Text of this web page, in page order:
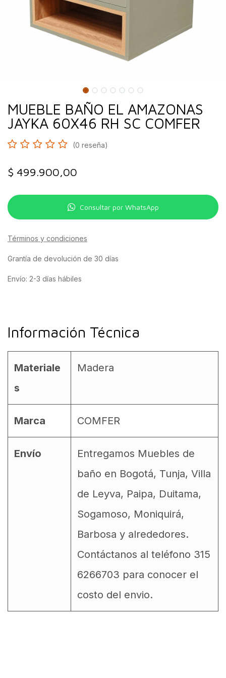
MUEBLE BAÑO EL AMAZONAS
JAYKA 60X46 RH SC COMFER
(0 reseña)
$ 499.900,00
Consultar por WhatsApp
Términos y condiciones
Grantía de devolución de 30 días
Envío: 2-3 días hábiles
Información Técnica
Materiale
s
Madera
Marca COMFER
Envío
Entregamos Muebles de
baño en Bogotá, Tunja, Villa
de Leyva, Paipa, Duitama,
Sogamoso, Moniquirá,
Barbosa y alrededores.
Contáctanos al teléfono 315
6266703 para conocer el
costo del envio.